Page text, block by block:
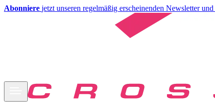
Abonniere jetzt unseren regelmäßig erscheinenden Newsletter und